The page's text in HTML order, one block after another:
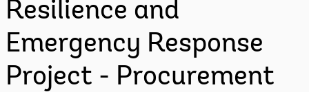
Resilience and
Emergency Response
Project - Procurement